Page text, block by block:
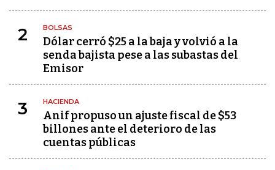
2 BOLSAS
Dólar cerró $25 a la baja y volvió a la
senda bajista pese a las subastas del
Emisor
3 HACIENDA
Anif propuso un ajuste fiscal de $53
billones ante el deterioro de las
cuentas públicas